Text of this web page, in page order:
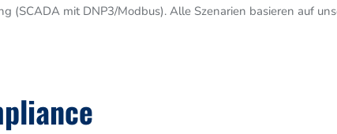
(SCADA mit DNP3/Modbus). Alle Szenarien basieren auf